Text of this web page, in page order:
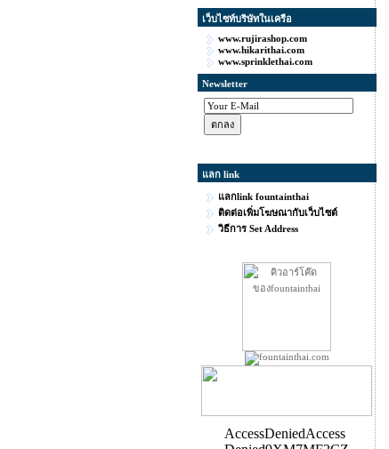
เว็บไซท์บริษัทในเครือ
www.rujirashop.com
www.hikarithai.com
www.sprinklethai.com
Newsletter
แลก link
แลกlink fountainthai
ติดต่อเพิ่มโฆษณากับเว็บไซต์
วิธีการ Set Address